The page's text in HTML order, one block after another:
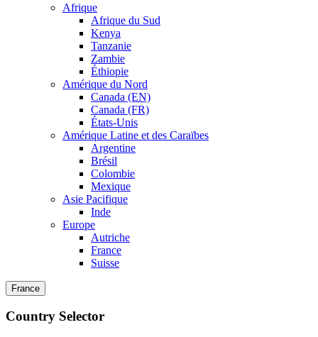
Afrique
Afrique du Sud
Kenya
Tanzanie
Zambie
Éthiopie
Amérique du Nord
Canada (EN)
Canada (FR)
États-Unis
Amérique Latine et des Caraïbes
Argentine
Brésil
Colombie
Mexique
Asie Pacifique
Inde
Europe
Autriche
France
Suisse
France
Country Selector